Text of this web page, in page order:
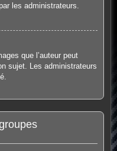
les administrateurs.
que l’auteur peut
sujet. Les administrateurs